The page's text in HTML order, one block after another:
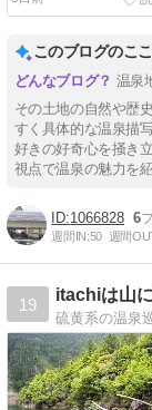
このブログのこ
温泉
その土地の自然や歴
すく具体的な温泉描
好きの好奇心を掻き
視点で温泉の魅力を
1066828 6
週間IN:50 週間
19
itachiは山
硫黄系の温泉